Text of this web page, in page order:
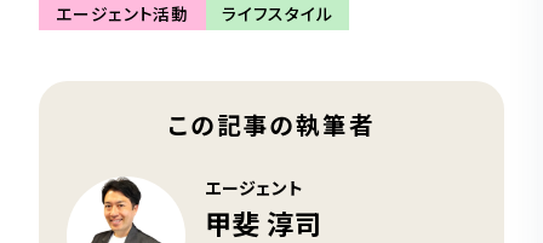
エージェント活動 ライフスタイル
この記事の執筆者
エージェント
甲斐 淳司